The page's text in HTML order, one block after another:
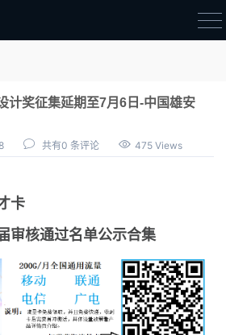
审核通过公示
计奖征集延期至7月6日-中国雄安
共有0 条评论 475 Views
卡
审核通过名单公示合集